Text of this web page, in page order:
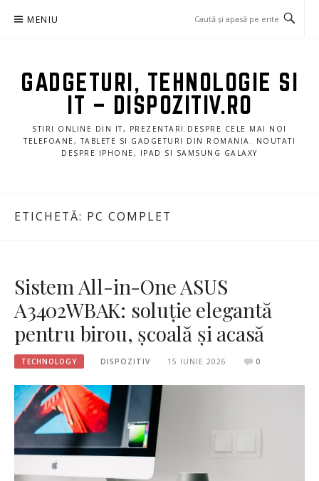
MENIU
GADGETURI, TEHNOLOGIE SI
IT – DISPOZITIV.RO
STIRI ONLINE DIN IT, PREZENTARI DESPRE CELE MAI NOI
TELEFOANE, TABLETE SI GADGETURI DIN ROMANIA. NOUTATI
DESPRE IPHONE, IPAD SI SAMSUNG GALAXY
ETICHETĂ: PC COMPLET
Sistem All-in-One ASUS
A3402WBAK: soluție elegantă
pentru birou, școală și acasă
TECHNOLOGY DISPOZITIV 15 IUNIE 2026 0